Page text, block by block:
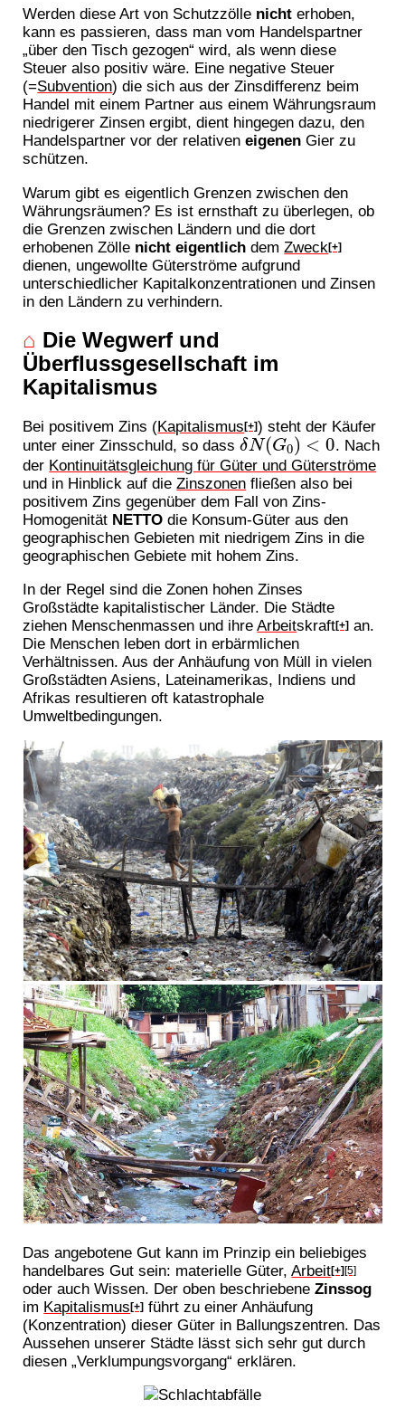
Werden diese Art von Schutzzölle nicht erhoben,
kann es passieren, dass man vom Handelspartner
„über den Tisch gezogen“ wird, als wenn diese
Steuer also positiv wäre. Eine negative Steuer
(=Subvention) die sich aus der Zinsdifferenz beim
Handel mit einem Partner aus einem Währungsraum
niedrigerer Zinsen ergibt, dient hingegen dazu, den
Handelspartner vor der relativeneigenen Gier zu
schützen.
Warum gibt es eigentlich Grenzen zwischen den
Währungsräumen? Es ist ernsthaft zu überlegen, ob
die Grenzen zwischen Ländern und die dort
erhobenen Zölle nicht eigentlich demZweck[+]
dienen, ungewollte Güterströme aufgrund
unterschiedlicher Kapitalkonzentrationen und Zinsen
in den Ländern zu verhindern.
⌂ Die Wegwerf und
Überflussgesellschaft im
Kapitalismus
Bei positivem Zins (Kapitalismus[+]) steht der Käufer
unter einer Zinsschuld, so dass
δN(G0) <0
. Nach
der Kontinuitätsgleichung für Güter und Güterströme
und in Hinblick auf dieZinszonen fließen also bei
positivem Zins gegenüber dem Fall von Zins-
Homogenität NETTO die Konsum-Güter aus den
geographischen Gebieten mit niedrigem Zins in die
geographischen Gebiete mit hohem Zins.
In der Regel sind die Zonen hohen Zinses
Großstädte kapitalistischer Länder. Die Städte
ziehen Menschenmassen und ihreArbeitskraft[+] an.
Die Menschen leben dort in erbärmlichen
Verhältnissen. Aus der Anhäufung von Müll in vielen
Großstädten Asiens, Lateinamerikas, Indiens und
Afrikas resultieren oft katastrophale
Umweltbedingungen.
Das angebotene Gut kann im Prinzip ein beliebiges
handelbares Gut sein: materielle Güter,Arbeit[+][5]
oder auch Wissen. Der oben beschriebeneZinssog
im Kapitalismus[+] führt zu einer Anhäufung
(Konzentration) dieser Güter in Ballungszentren. Das
Aussehen unserer Städte lässt sich sehr gut durch
diesen „Verklumpungsvorgang“ erklären.